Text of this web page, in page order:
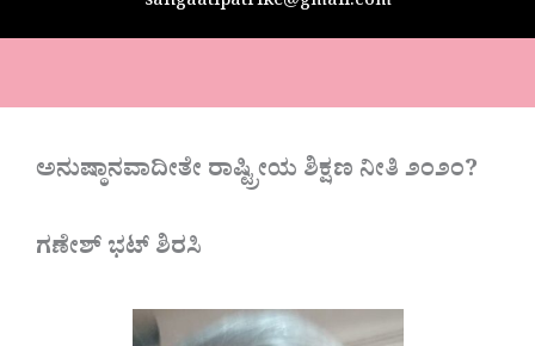
ಅನುಷ್ಠಾನವಾದೀತೇ ರಾಷ್ಟ್ರೀಯ ಶಿಕ್ಷಣ ನೀತಿ ೨೦೨೦?
ಗಣೇಶ್ ಭಟ್ ಶಿರಸಿ